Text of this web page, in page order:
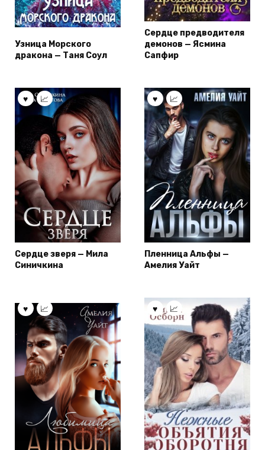
Узница Морского
дракона — Таня Соул
Сердце предводителя
демонов — Ясмина
Сапфир
Сердце зверя — Мила
Синичкина
Пленница Альфы —
Амелия Уайт